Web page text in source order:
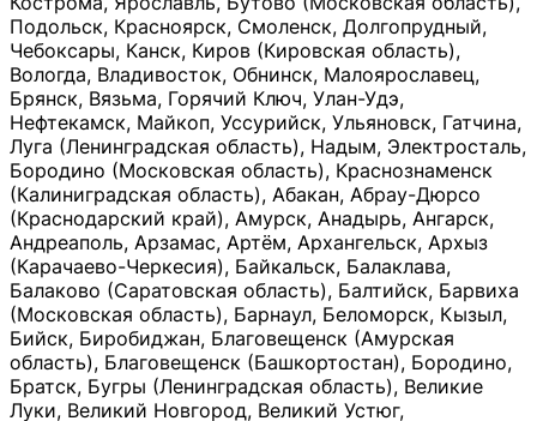
Подольск, Красноярск, Смоленск, Долгопрудный,
Чебоксары, Канск, Киров (Кировская область),
Вологда, Владивосток, Обнинск, Малоярославец,
Брянск, Вязьма, Горячий Ключ, Улан-Удэ,
Нефтекамск, Майкоп, Уссурийск, Ульяновск, Гатчина,
Луга (Ленинградская область), Надым, Электросталь,
Бородино (Московская область), Краснознаменск
(Калиниградская область), Абакан, Абрау-Дюрсо
(Краснодарский край), Амурск, Анадырь, Ангарск,
Андреаполь, Арзамас, Артём, Архангельск, Архыз
(Карачаево-Черкесия), Байкальск, Балаклава,
Балаково (Саратовская область), Балтийск, Барвиха
(Московская область), Барнаул, Беломорск, Кызыл,
Бийск, Биробиджан, Благовещенск (Амурская
область), Благовещенск (Башкортостан), Бородино,
Братск, Бугры (Ленинградская область), Великие
Луки, Великий Новгород, Великий Устюг,